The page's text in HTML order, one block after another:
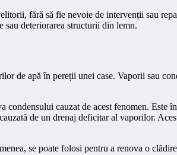
fără să fie nevoie de intervenții sau
sau deteriorarea structurii din lemn.
de apă în pereții unei case. Vaporii sau
cauzat de acest fenomen.
de un drenaj deficitar al vaporilor.
se poate folosi pentru a renova o